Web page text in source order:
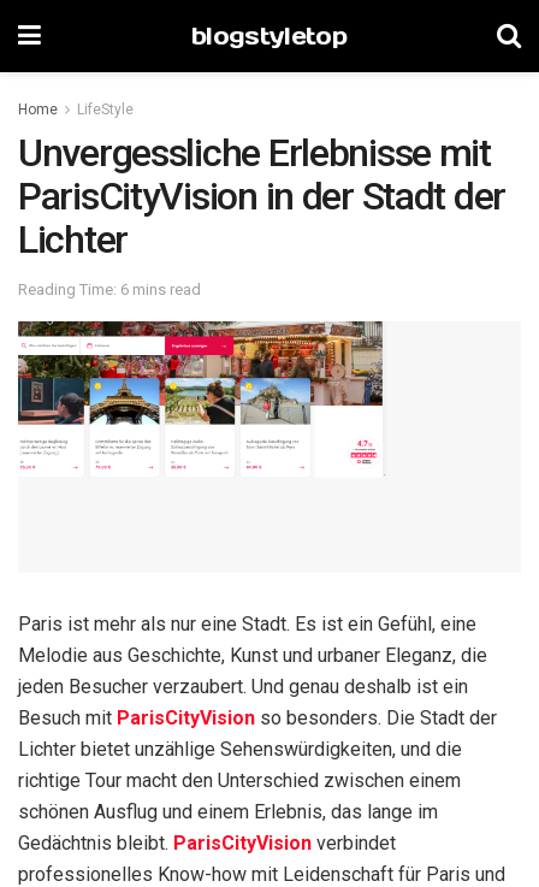
blogstyletop
Home LifeStyle
Unvergessliche Erlebnisse mit
ParisCityVision in der Stadt der
Lichter
Reading Time: 6 mins read
Paris ist mehr als nur eine Stadt. Es ist ein Gefühl, eine
Melodie aus Geschichte, Kunst und urbaner Eleganz, die
jeden Besucher verzaubert. Und genau deshalb ist ein
Besuch mit ParisCityVision so besonders. Die Stadt der
Lichter bietet unzählige Sehenswürdigkeiten, und die
richtige Tour macht den Unterschied zwischen einem
schönen Ausflug und einem Erlebnis, das lange im
Gedächtnis bleibt. ParisCityVision verbindet
professionelles Know-how mit Leidenschaft für Paris und